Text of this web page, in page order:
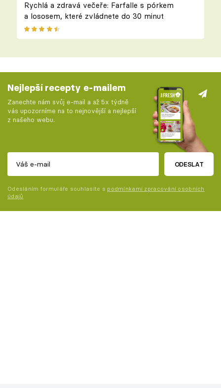
Rychlá a zdravá večeře: Farfalle s pórkem
a lososem, které zvládnete do 30 minut
Nejlepší recepty e-mailem
Zanechte nám svůj e-mail a až 5x týdně
vás upozorníme na to nejnovější a nejlepší
z našeho webu.
ODESLAT
Odesláním formuláře souhlasíte s podmínkami zpracování osobních
údajů